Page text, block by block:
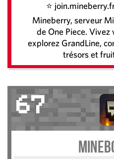
⭐
Mineberry, serveur
de One Piece.
explorez GrandLine,
trésors et
67